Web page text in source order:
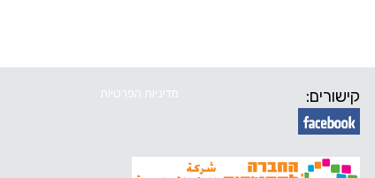
קישורים: מדיניות הפרטיות